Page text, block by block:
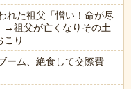
れた祖父「憎い！命が尽
→祖父が亡くなりその土
こり…
ーム、絶食して交際費